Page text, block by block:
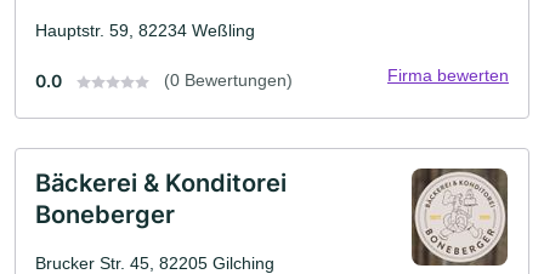
Hauptstr. 59, 82234 Weßling
0.0 (0 Bewertungen) Firma bewerten
Bäckerei & Konditorei
Boneberger
Brucker Str. 45, 82205 Gilching